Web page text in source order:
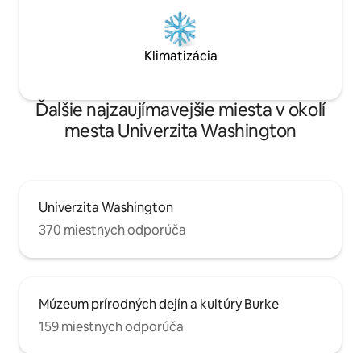
Klimatizácia
Ďalšie najzaujímavejšie miesta v okolí
mesta Univerzita Washington
Univerzita Washington
370 miestnych odporúča
Múzeum prírodných dejín a kultúry Burke
159 miestnych odporúča